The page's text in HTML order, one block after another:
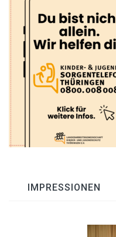
IMPRESSIONEN